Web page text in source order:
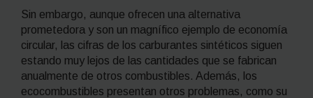
Sin embargo, aunque ofrecen una alternativa
prometedora y son un magnífico ejemplo de economía
circular, las cifras de los carburantes sintéticos siguen
estando muy lejos de las cantidades que se fabrican
anualmente de otros combustibles. Además, los
ecocombustibles presentan otros problemas, como su